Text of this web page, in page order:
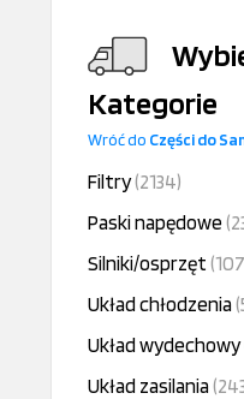
Kategorie
Wróć do Części do
Filtry(2134)
Paski napędowe
Silniki/osprzęt
Układ chłodzenia
Układ wydechowy
Układ zasilania